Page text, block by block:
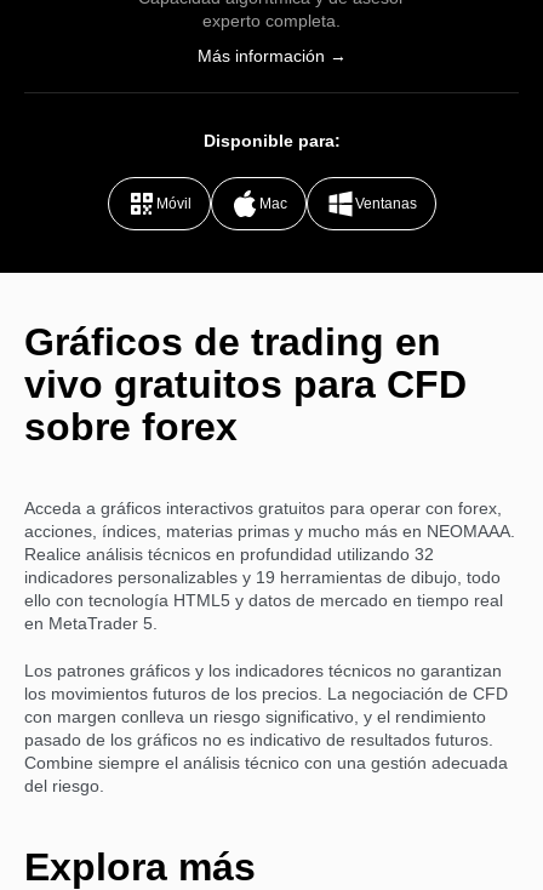
experto completa.
Más información →
Disponible para:
Móvil Mac Ventanas
Gráficos de trading en
vivo gratuitos para CFD
sobre forex
Acceda a gráficos interactivos gratuitos para operar con forex,
acciones, índices, materias primas y mucho más en NEOMAAA.
Realice análisis técnicos en profundidad utilizando 32
indicadores personalizables y 19 herramientas de dibujo, todo
ello con tecnología HTML5 y datos de mercado en tiempo real
en MetaTrader 5.
Los patrones gráficos y los indicadores técnicos no garantizan
los movimientos futuros de los precios. La negociación de CFD
con margen conlleva un riesgo significativo, y el rendimiento
pasado de los gráficos no es indicativo de resultados futuros.
Combine siempre el análisis técnico con una gestión adecuada
del riesgo.
Explora más